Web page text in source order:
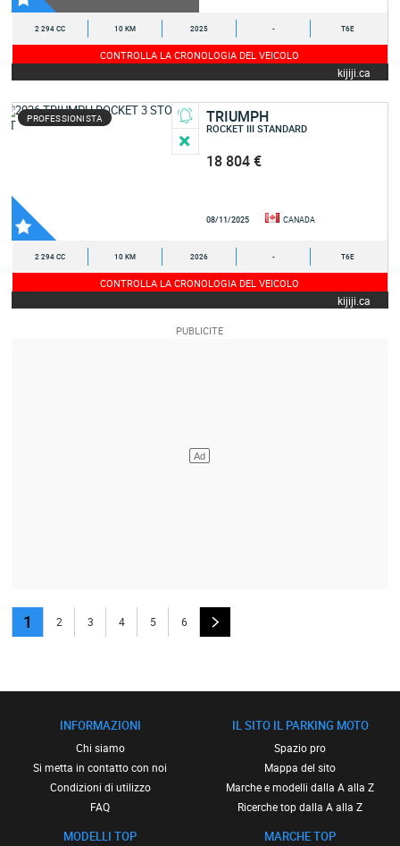
2 294 CC 10 KM 2025 - T6E
CONTROLLA LA CRONOLOGIA DEL VEICOLO
kijiji.ca
PROFESSIONISTA TRIUMPH
ROCKET III STANDARD
18 804 €
08/11/2025 CANADA
2 294 CC 10 KM 2026 - T6E
CONTROLLA LA CRONOLOGIA DEL VEICOLO
kijiji.ca
1 2 3 4 5 6
INFORMAZIONI
Chi siamo
Si metta in contatto con noi
Condizioni di utilizzo
FAQ
MODELLI TOP
IL SITO IL PARKING MOTO
Spazio pro
Mappa del sito
Marche e modelli dalla A alla Z
Ricerche top dalla A alla Z
MARCHE TOP